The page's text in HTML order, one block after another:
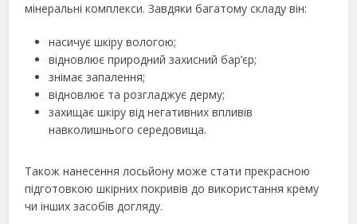
мінеральні комплекси. Завдяки багатому складу він:
насичує шкіру вологою;
відновлює природний захисний бар’єр;
знімає запалення;
відновлює та розгладжує дерму;
захищає шкіру від негативних впливів
навколишнього середовища.
Також нанесення лосьйону може стати прекрасною
підготовкою шкірних покривів до використання крему
чи інших засобів догляду.